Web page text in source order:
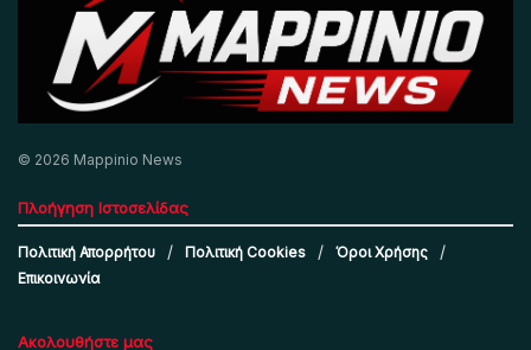
© 2026 Mappinio News
Πλοήγηση Ιστοσελίδας
Πολιτική Απορρήτου Πολιτική Cookies
Όροι Χρήσης
Επικοινωνία
Ακολουθήστε μας